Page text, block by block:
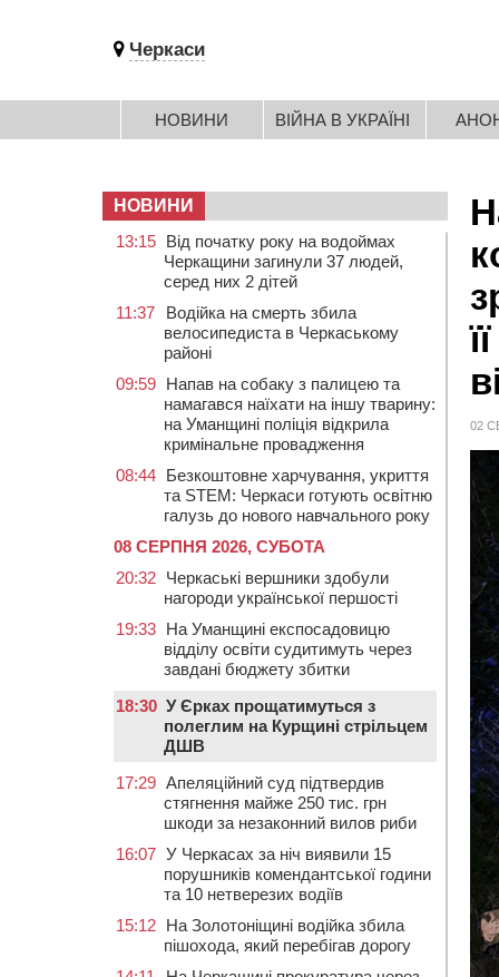
Черкаси
НОВИНИ ВІЙНА В УКРАЇНІ
02
НОВИНИ
13:15 Від початку року на водоймах
Черкащини загинули 37 людей,
серед них 2 дітей
11:37
Водійка на смерть збила
велосипедиста в Черкаському
районі
09:59 Напав на собаку з палицею та
намагався наїхати на іншу тварину:
на Уманщині поліція відкрила
кримінальне провадження
08:44 Безкоштовне харчування, укриття
та STEM: Черкаси готують освітню
галузь до нового навчального року
08 СЕРПНЯ 2026, СУБОТА
20:32 Черкаські вершники здобули
нагороди української першості
19:33 На Уманщині експосадовицю
відділу освіти судитимуть через
завдані бюджету збитки
18:30 У Єрках прощатимуться з
полеглим на Курщині стрільцем
ДШВ
17:29 Апеляційний суд підтвердив
стягнення майже 250 тис. грн
шкоди за незаконний вилов риби
16:07 У Черкасах за ніч виявили 15
порушників комендантської години
та 10 нетверезих водіїв
15:12 На Золотоніщині водійка збила
пішохода, який перебігав дорогу